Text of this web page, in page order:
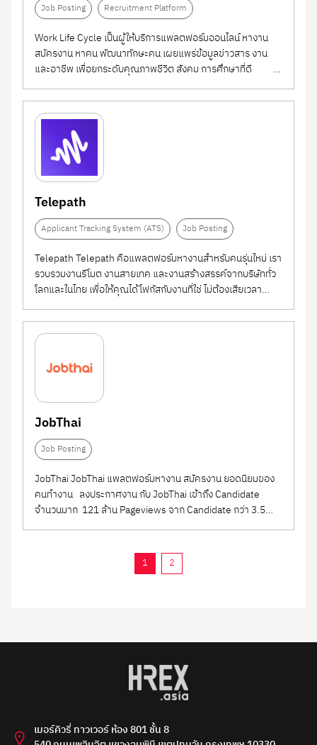
Job Posting Recruitment Platform
Work Life Cycle เป็นผู้ให้บริการแพลตฟอร์มออนไลน์ หางาน
สมัครงาน หาคน พัฒนาทักษะคน เผยแพร่ข้อมูลข่าวสาร งาน
และอาชีพ เพื่อยกระดับคุณภาพชีวิต สังคม การศึกษาที่ดี
"Good Work,
Good Quality Of Life." ทำไมต้องใช้ Work Life Cycle...
Telepath
Applicant Tracking System (ATS) Job Posting
Telepath Telepath คือแพลตฟอร์มหางานสำหรับคนรุ่นใหม่ เรา
รวบรวมงานรีโมต งานสายเทค และงานสร้างสรรค์จากบริษัททั่ว
โลกและในไทย เพื่อให้คุณได้โฟกัสกับงานที่ใช่ ไม่ต้องเสียเวลา
สแกนงานที่ไม่ตรงสายอีกต่อไป Why Telepath - ทำไมต้องเลือก
Telepath เพราะในโลกที่การแข่งขันหาคนเก่งสูงขึ้นทุกวัน
Telepath จึงถูกออกแบบมาเพื่อช่วยให้ทีม...
JobThai
Job Posting
JobThai JobThai แพลตฟอร์มหางาน สมัครงาน ยอดนิยมของ
คนทำงาน ลงประกาศงาน กับ JobThai เข้าถึง Candidate
จำนวนมาก 121 ล้าน Pageviews จาก Candidate กว่า 3.5
ล้าน คน/เดือน และจำนวนเฉลี่ยใบสมัครกว่าเดือนละ 2 ล้านใบ
และยังพร้อมด้วย Content...
1 2
เมอร์คิวรี่ ทาวเวอร์ ห้อง 801 ชั้น 8